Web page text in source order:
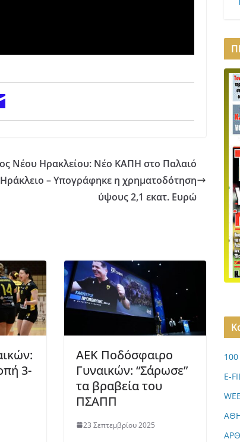
Νέου Ηρακλείου: Νέο ΚΑΠΗ στο Παλαιό
Ηράκλειο – Υπογράφηκε η χρηματοδότηση
ύψους 2,1 εκατ. Ευρώ
3-
AEK Ποδόσφαιρο
Γυναικών: “Σάρωσε”
τα βραβεία του
ΠΣΑΠΠ
23 Σεπτεμβρίου 2025
E-